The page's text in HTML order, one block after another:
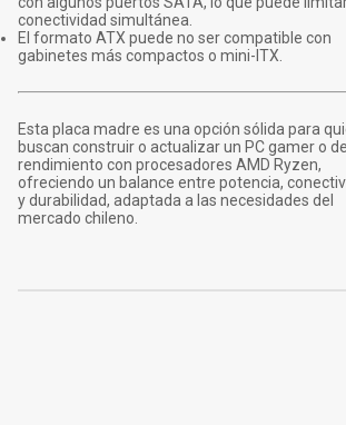
conectividad simultánea.
El formato ATX puede no ser compatible con
gabinetes más compactos o mini-ITX.
Esta placa madre es una opción sólida para
buscan construir o actualizar un PC gamer o
rendimiento con procesadores AMD Ryzen,
ofreciendo un balance entre potencia,
y durabilidad, adaptada a las necesidades del
mercado chileno.